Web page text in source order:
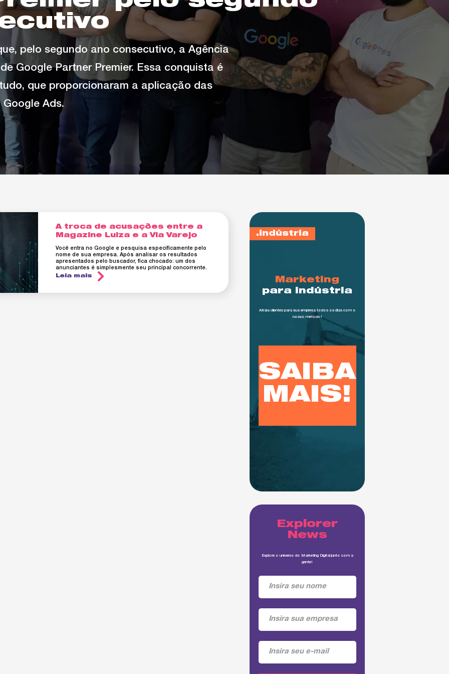
pelo segundo ano consecutivo, a Agência
Google Partner Premier. Essa conquista é
que proporcionaram a aplicação das
Ads.
A troca de acusações entre a
Magazine Luiza e a Via Varejo
Você entra no Google e pesquisa especificamente pelo
nome de sua empresa. Após analisar os resultados
apresentados pelo buscador, fica chocado: um dos
anunciantes é simplesmente seu principal concorrente.
Leia mais
indústria
Marketing
para indústria
Atraía clientes para sua empresa todos os dias com o
nosso método!
SAIBA
MAIS!
Explorer
News
Explore o universo do Marketing Digital junto com a
gente!